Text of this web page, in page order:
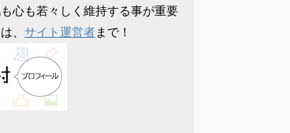
心も若々しく維持する事が重要
、 サイト運営者まで！